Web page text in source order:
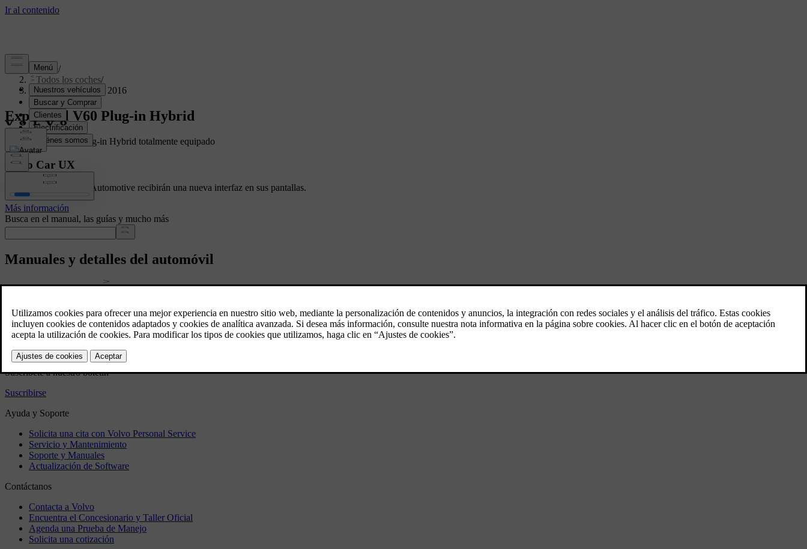
Soporte/
Todos los coches/
V60 Plug-in Hybrid 2016
Explora el V60 Plug-in Hybrid
Mostrando un V60 Plug-in Hybrid totalmente equipado
Volvo Car UX
Los autos con Google Automotive recibirán una nueva interfaz en sus pantallas.
Más información
Busca en el manual, las guías y mucho más
Manuales y detalles del automóvil
Software del automóvil
Información normativa
Descarga la aplicación